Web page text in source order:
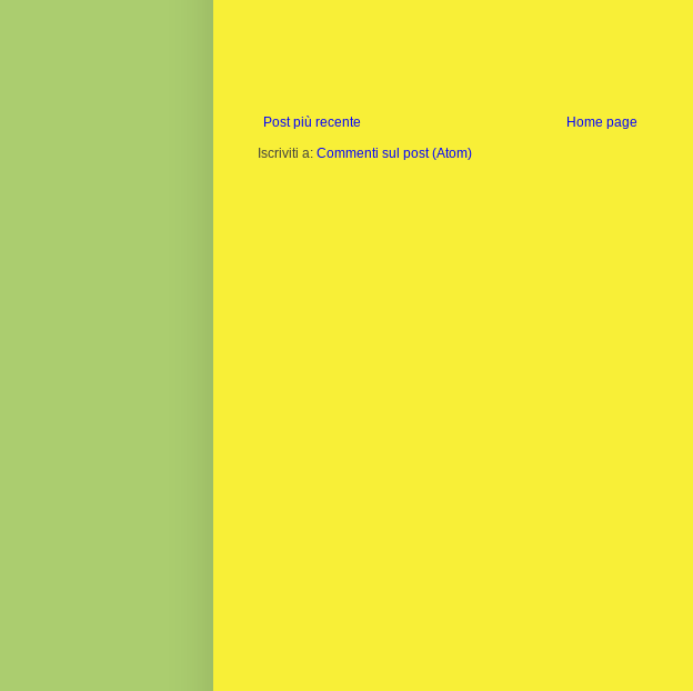
Post più recente
Home page
Iscriviti a: Commenti sul post (Atom)